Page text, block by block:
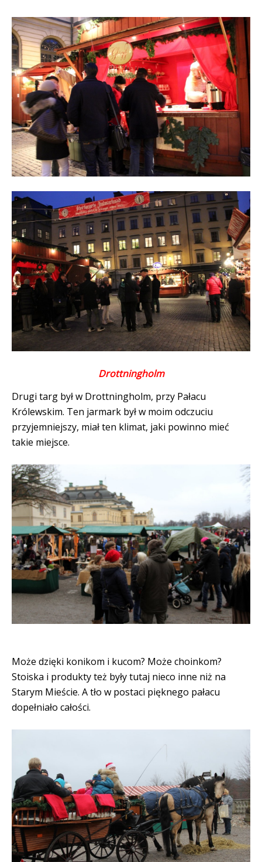
Drottningholm
Drugi targ był w Drottningholm, przy Pałacu
Królewskim. Ten jarmark był w moim odczuciu
przyjemniejszy, miał ten klimat, jaki powinno mieć
takie miejsce.
Może dzięki konikom i kucom? Może choinkom?
Stoiska i produkty też były tutaj nieco inne niż na
Starym Mieście. A tło w postaci pięknego pałacu
dopełniało całości.